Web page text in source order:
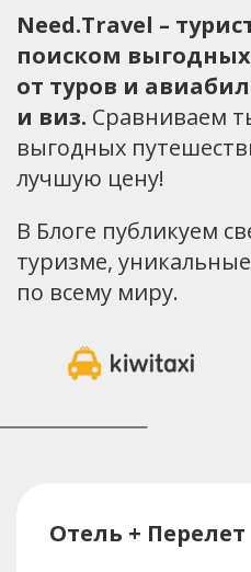
Need.Travel –
поиском
от туров и
и виз. Сравниваем
выгодных
лучшую цену!
В Блоге публикуем
туризме,
по всему миру.
Отель + Перелет